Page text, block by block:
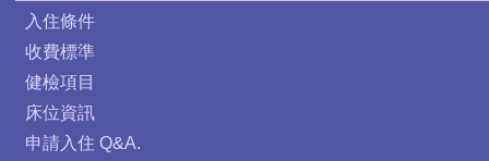
入住條件
收費標準
健檢項目
床位資訊
申請入住 Q&A.